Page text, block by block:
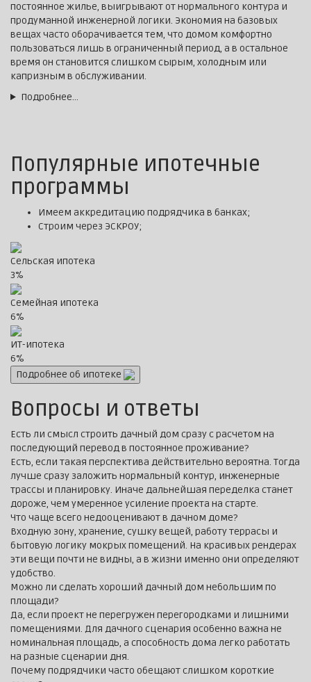
постоянное жилье, выигрывают от нормального контура и
продуманной инженерной логики. Экономия на базовых
вещах часто оборачивается тем, что домом комфортно
пользоваться лишь в ограниченный период, а в остальное
время он становится слишком сырым, холодным или
капризным в обслуживании.
Подробнее…
Популярные ипотечные
программы
Имеем аккредитацию подрядчика в банках;
Строим через ЭСКРОУ;
Сельская ипотека
3%
Семейная ипотека
6%
ИТ-ипотека
6%
Подробнее об ипотеке
Вопросы и ответы
Есть ли смысл строить дачный дом сразу с расчетом на
последующий перевод в постоянное проживание?
Есть, если такая перспектива действительно вероятна. Тогда
лучше сразу заложить нормальный контур, инженерные
трассы и планировку. Иначе дальнейшая переделка станет
дороже, чем умеренное усиление проекта на старте.
Что чаще всего недооценивают в дачном доме?
Входную зону, хранение, сушку вещей, работу террасы и
бытовую логику мокрых помещений. На красивых рендерах
эти вещи почти не видны, а в жизни именно они определяют
удобство.
Можно ли сделать хороший дачный дом небольшим по
площади?
Да, если проект не перегружен перегородками и лишними
помещениями. Для дачного сценария особенно важна не
номинальная площадь, а способность дома легко работать
на разные сценарии дня.
Почему подрядчики часто обещают слишком короткие